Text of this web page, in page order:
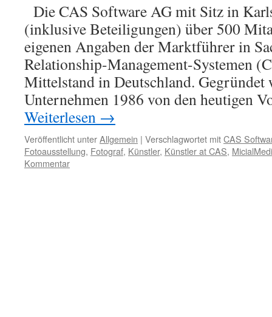
Die CAS Software AG mit Sitz in
(inklusive Beteiligungen) über 500
eigenen Angaben der Marktführer in
Relationship-Management-Systemen
Mittelstand in Deutschland. Gegründet
Unternehmen 1986 von den heutigen
Weiterlesen →
Veröffentlicht unterAllgemein | Verschlagwortet mitCAS
Fotoausstellung, Fotograf, Künstler, Künstler at CAS,
Kommentar